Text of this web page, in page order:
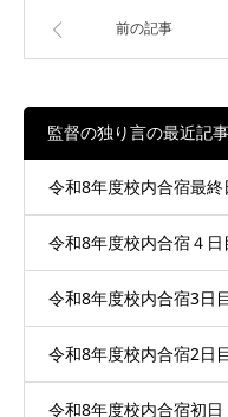
前の記事
監督の独り言の最近記事
令和8年度校内合宿最終
令和8年度校内合宿４日
令和8年度校内合宿3日
令和8年度校内合宿2日
令和8年度校内合宿初日